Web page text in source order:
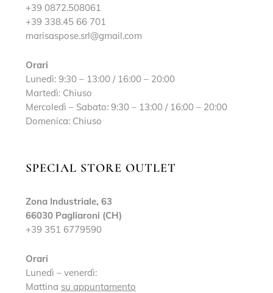
+39 0872.508061
+39 338.45 66 701
marisaspose.srl@gmail.com
Orari
Lunedì: 9:30 – 13:00 / 16:00 – 20:00
Martedì: Chiuso
Mercoledì – Sabato: 9:30 – 13:00 / 16:00 – 20:00
Domenica: Chiuso
SPECIAL STORE OUTLET
Zona Industriale, 63
66030 Pagliaroni (CH)
+39 351 6779590
Orari
Lunedì – venerdì:
Mattina su appuntamento